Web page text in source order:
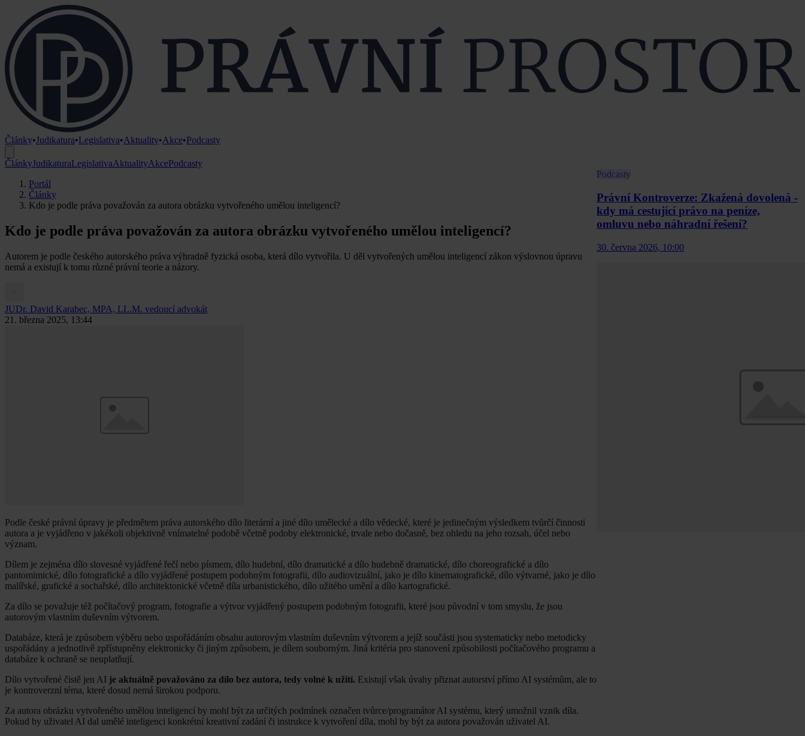
Články•Judikatura•Legislativa•Aktuality•Akce•Podcasty
ČlánkyJudikaturaLegislativaAktualityAkcePodcasty
Portál
Články
Kdo je podle práva považován za autora obrázku vytvořeného umělou inteligencí?
Kdo je podle práva považován za autora obrázku vytvořeného umělou inteligencí?
Autorem je podle českého autorského práva výhradně fyzická osoba, která dílo vytvořila. U děl vytvořených umělou inteligencí zákon výslovnou úpravu
nemá a existují k tomu různé právní teorie a názory.
JUDr. David Karabec, MPA, LL.M. vedoucí advokát
21. března 2025, 13:44
Podle české právní úpravy je předmětem práva autorského dílo literární a jiné dílo umělecké a dílo vědecké, které je jedinečným výsledkem tvůrčí činnosti
autora a je vyjádřeno v jakékoli objektivně vnímatelné podobě včetně podoby elektronické, trvale nebo dočasně, bez ohledu na jeho rozsah, účel nebo
význam.
Dílem je zejména dílo slovesné vyjádřené řečí nebo písmem, dílo hudební, dílo dramatické a dílo hudebně dramatické, dílo choreografické a dílo
pantomimické, dílo fotografické a dílo vyjádřené postupem podobným fotografii, dílo audiovizuální, jako je dílo kinematografické, dílo výtvarné, jako je dílo
malířské, grafické a sochařské, dílo architektonické včetně díla urbanistického, dílo užitého umění a dílo kartografické.
Za dílo se považuje též počítačový program, fotografie a výtvor vyjádřený postupem podobným fotografii, které jsou původní v tom smyslu, že jsou
autorovým vlastním duševním výtvorem.
Databáze, která je způsobem výběru nebo uspořádáním obsahu autorovým vlastním duševním výtvorem a jejíž součásti jsou systematicky nebo metodicky
uspořádány a jednotlivě zpřístupněny elektronicky či jiným způsobem, je dílem souborným. Jiná kritéria pro stanovení způsobilosti počítačového programu a
databáze k ochraně se neuplatňují.
Dílo vytvořené čistě jen AI je aktuálně považováno za dílo bez autora, tedy volné k užití. Existují však úvahy přiznat autorství přímo AI systémům, ale to
je kontroverzní téma, které dosud nemá širokou podporu.
Za autora obrázku vytvořeného umělou inteligencí by mohl být za určitých podmínek označen tvůrce/programátor AI systému, který umožnil vznik díla.
Pokud by uživatel AI dal umělé inteligenci konkrétní kreativní zadání či instrukce k vytvoření díla, mohl by být za autora považován uživatel AI.
Podcasty
Právní Kontroverze: Zkažená dovolená -
kdy má cestující právo na peníze,
omluvu nebo náhradní řešení?
30. června 2026, 10:00